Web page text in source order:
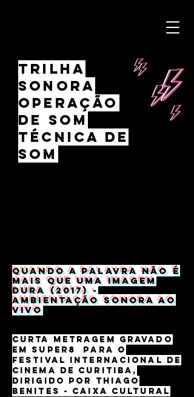
TRILHA
SONORA
OPERAÇÃO
DE SOM
TÉCNICA DE
SOM
Quando a palavra não é
mais que uma imagem
dura (2017) -
Ambientação sonora ao
vivo
Curta metragem gravado
em Super8 para o
Festival Internacional de
Cinema de Curitiba,
dirigido por Thiago
Benites - Caixa Cultural